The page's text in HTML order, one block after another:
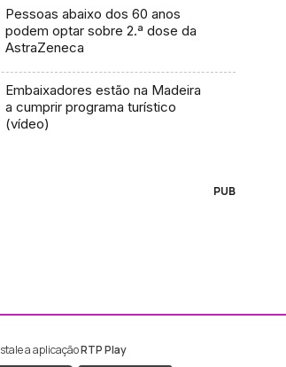
Pessoas abaixo dos 60 anos
podem optar sobre 2.ª dose da
AstraZeneca
Embaixadores estão na Madeira
a cumprir programa turístico
(vídeo)
PUB
a aplicaçãoRTP Play